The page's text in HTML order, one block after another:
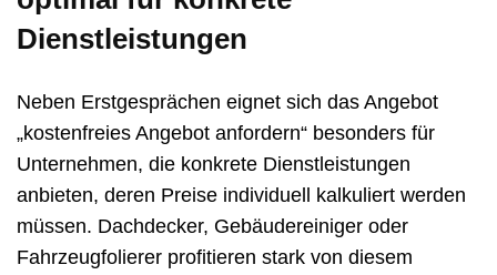
Dienstleistungen
Neben Erstgesprächen eignet sich das Angebot
„kostenfreies Angebot anfordern“ besonders für
Unternehmen, die konkrete Dienstleistungen
anbieten, deren Preise individuell kalkuliert werden
müssen. Dachdecker, Gebäudereiniger oder
Fahrzeugfolierer profitieren stark von diesem